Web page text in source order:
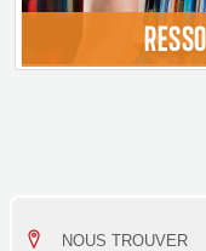
NOUS TROUVER